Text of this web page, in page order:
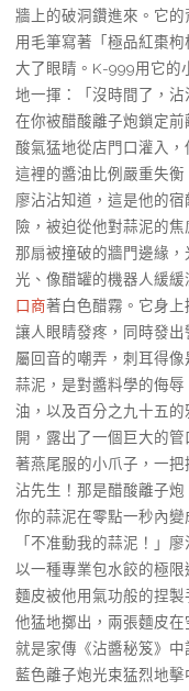
牆上的破洞鑽進來。它
用毛筆寫著「極品紅棗
大了眼睛。K-999用它的
地一揮：「沒時間了，
在你被醋酸離子炮鎖定
酸氣猛地從店門口灌入，
這裡的醬油比例嚴重失衡
廖沾沾知道，這是他的
險，被迫從他對蒜泥的
那扇被撞破的牆門邊緣
光、像醋罐的機器人緩
口商著白色醋霧。它身
讓人眼睛發疼，同時發
屬回音的嘲弄，刺耳得
蒜泥，是對醬料學的侮
油，以及百分之九十五
開，露出了一個巨大的
著燕尾服的小爪子，一
沾先生！那是醋酸離子
你的蒜泥在零點一秒內變
「不准動我的蒜泥！」
以一種專業包水餃的極
麵皮被他用氣功般的捏
他猛地擲出，兩張麵皮
就是家傳《沾醬秘笈》
藍色離子炮光束猛烈地擊